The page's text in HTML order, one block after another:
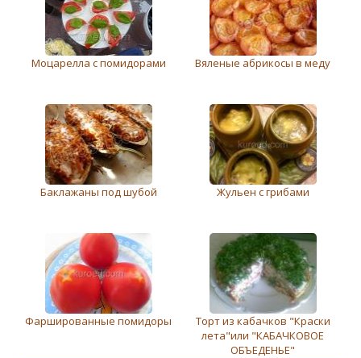
Моцарелла с помидорами Вяленые абрикосы в меду
Баклажаны под шубой Жульен с грибами
Фаршированные помидоры
Торт из кабачков "Краски
лета"или "КАБАЧКОВОЕ
ОБЪЕДЕНЬЕ"